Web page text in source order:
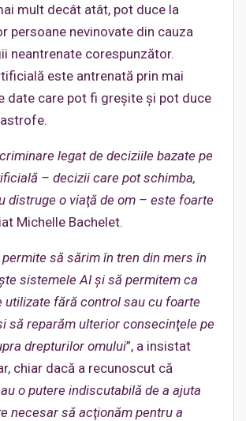
mult decât atât, pot duce la
persoane nevinovate din cauza
neantrenate corespunzător.
este antrenată prin mai
date care pot fi greșite și pot duce
legat de deciziile bazate pe
– decizii care pot schimba,
distruge o viaţă de om – este foarte
Michelle Bachelet.
să sărim în tren din mers în
sistemele AI şi să permitem ca
utilizate fără control sau cu foarte
să reparăm ulterior consecinţele pe
drepturilor omului”, a insistat
chiar dacă a recunoscut că
o putere indiscutabilă de a ajuta
necesar să acţionăm pentru a